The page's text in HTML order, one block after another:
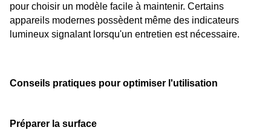
pour choisir un modèle facile à maintenir. Certains
appareils modernes possèdent même des indicateurs
lumineux signalant lorsqu'un entretien est nécessaire.
Conseils pratiques pour optimiser l'utilisation
Préparer la surface